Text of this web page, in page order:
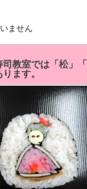
ません
司教室では「松」
ます。